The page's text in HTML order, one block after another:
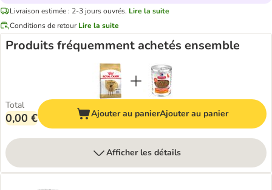
Livraison estimée : 2-3 jours ouvrés. Lire la suite
Conditions de retour Lire la suite
Produits fréquemment achetés ensemble
Total
0,00 € Ajouter au panierAjouter au panier
Afficher les détails